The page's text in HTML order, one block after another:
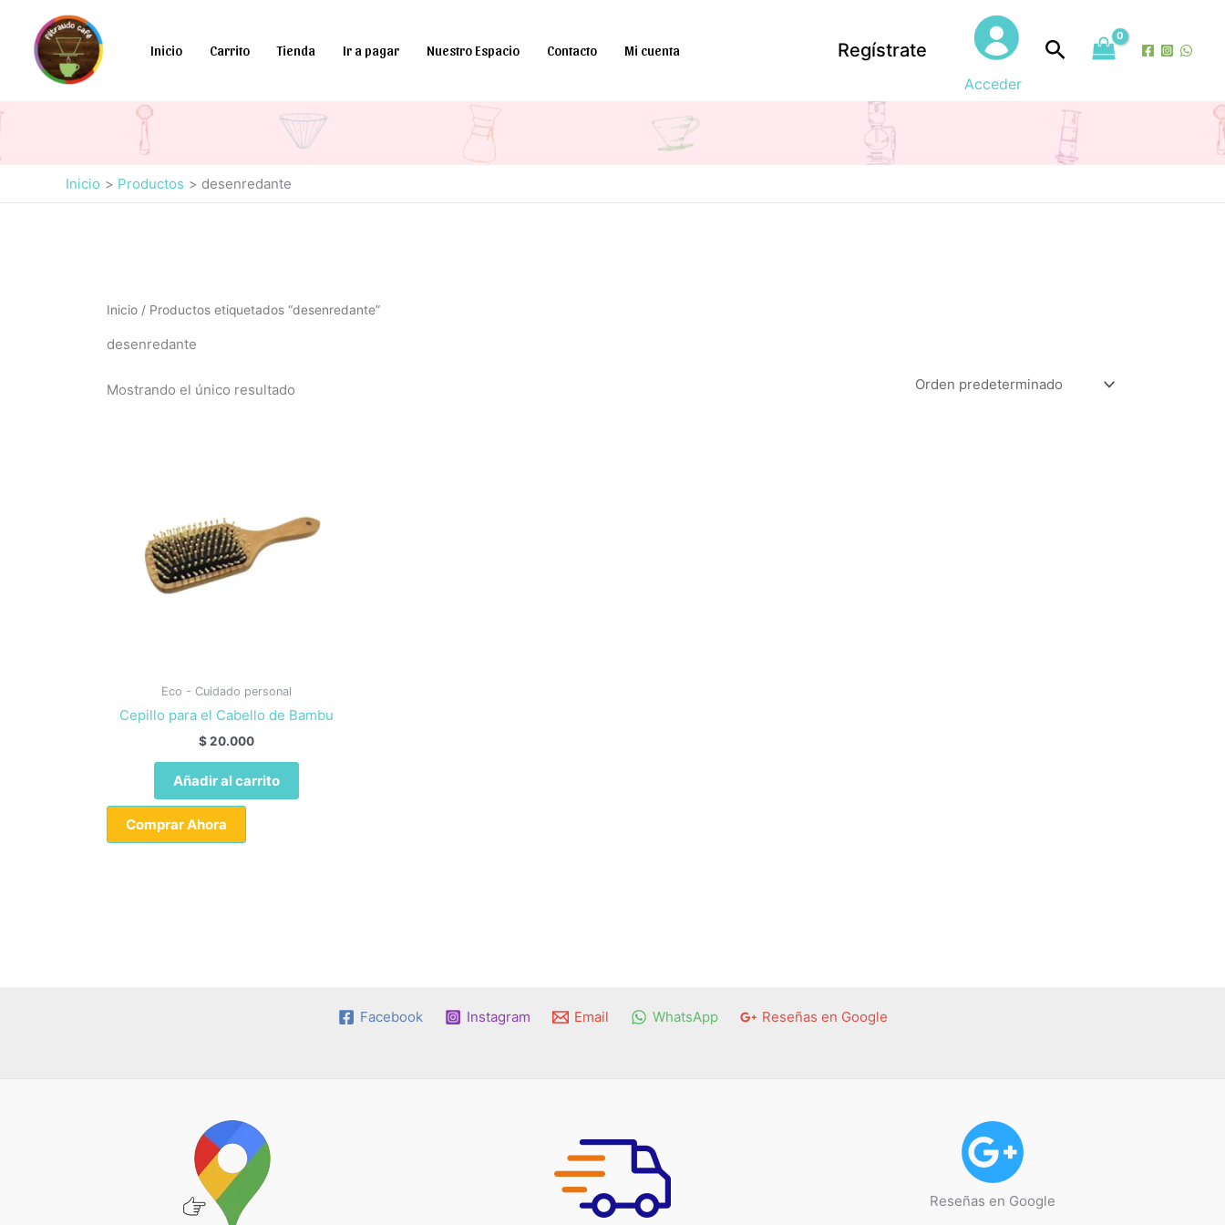
contenido
Inicio Carrito Tienda Ir a pagar Nuestro Espacio Contacto Mi cuenta Regístrate
Acceder
Buscar
Inicio Productos desenredante
Inicio / Productos etiquetados “desenredante”
desenredante
Mostrando el único resultado
Eco - Cuidado personal
Cepillo para el Cabello de Bambu
$20.000
Añadir al carrito
Comprar Ahora
Facebook Instagram Email WhatsApp Reseñas en Google
Reseñas en Google